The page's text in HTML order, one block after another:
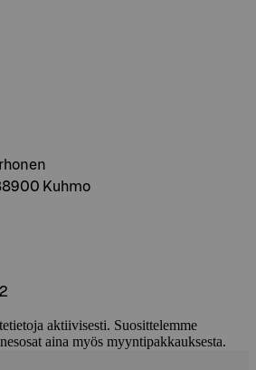
Kuhmo
aktiivisesti. Suosittelemme
aina myös myyntipakkauksesta.